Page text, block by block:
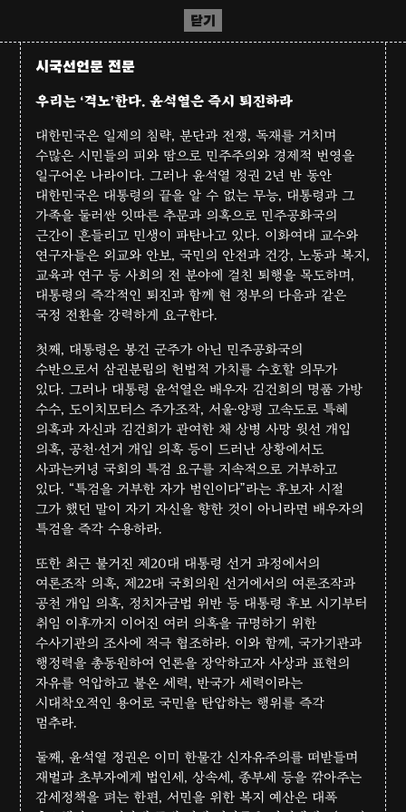
닫기
시국선언문 전문
우리는 ‘격노’한다. 윤석열은 즉시 퇴진하라
대한민국은 일제의 침략, 분단과 전쟁, 독재를 거치며
수많은 시민들의 피와 땀으로 민주주의와 경제적 번영을
일구어온 나라이다. 그러나 윤석열 정권 2년 반 동안
대한민국은 대통령의 끝을 알 수 없는 무능, 대통령과 그
가족을 둘러싼 잇따른 추문과 의혹으로 민주공화국의
근간이 흔들리고 민생이 파탄나고 있다. 이화여대 교수와
연구자들은 외교와 안보, 국민의 안전과 건강, 노동과 복지,
교육과 연구 등 사회의 전 분야에 걸친 퇴행을 목도하며,
대통령의 즉각적인 퇴진과 함께 현 정부의 다음과 같은
국정 전환을 강력하게 요구한다.
첫째, 대통령은 봉건 군주가 아닌 민주공화국의
수반으로서 삼권분립의 헌법적 가치를 수호할 의무가
있다. 그러나 대통령 윤석열은 배우자 김건희의 명품 가방
수수, 도이치모터스 주가조작, 서울·양평 고속도로 특혜
의혹과 자신과 김건희가 관여한 채 상병 사망 윗선 개입
의혹, 공천·선거 개입 의혹 등이 드러난 상황에서도
사과는커녕 국회의 특검 요구를 지속적으로 거부하고
있다. “특검을 거부한 자가 범인이다”라는 후보자 시절
그가 했던 말이 자기 자신을 향한 것이 아니라면 배우자의
특검을 즉각 수용하라.
또한 최근 불거진 제20대 대통령 선거 과정에서의
여론조작 의혹, 제22대 국회의원 선거에서의 여론조작과
공천 개입 의혹, 정치자금법 위반 등 대통령 후보 시기부터
취임 이후까지 이어진 여러 의혹을 규명하기 위한
수사기관의 조사에 적극 협조하라. 이와 함께, 국가기관과
행정력을 총동원하여 언론을 장악하고자 사상과 표현의
자유를 억압하고 불온 세력, 반국가 세력이라는
시대착오적인 용어로 국민을 탄압하는 행위를 즉각
멈추라.
둘째, 윤석열 정권은 이미 한물간 신자유주의를 떠받들며
재벌과 초부자에게 법인세, 상속세, 종부세 등을 깎아주는
감세정책을 펴는 한편, 서민을 위한 복지 예산은 대폭